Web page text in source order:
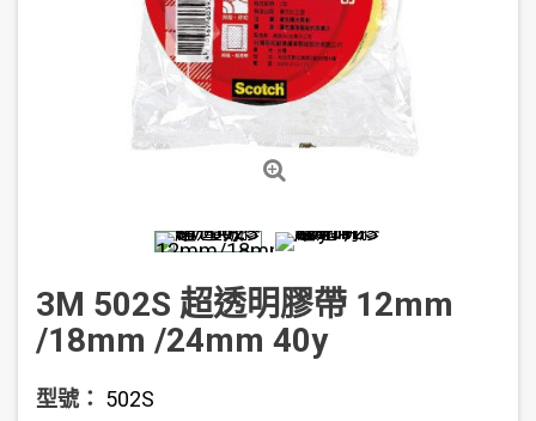
3M 502S 超透明膠帶 12mm
/18mm /24mm 40y
型號： 502S